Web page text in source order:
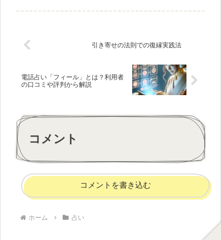
引き寄せの法則での復縁実践法
電話占い「フィール」とは？利用者
の口コミや評判から解説
コメント
コメントを書き込む
ホーム 占い